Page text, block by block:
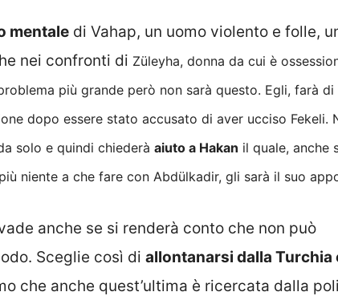
mentale di Vahap, un uomo violento e folle,
nei confronti di Züleyha, donna da cui è
più grande però non sarà questo. Egli, farà
dopo essere stato accusato di aver ucciso Fekeli.
solo e quindi chiederà aiuto a Hakan il quale, anche
niente a che fare con Abdülkadir, gli sarà il suo
anche se si renderà conto che non può
Sceglie così di allontanarsi dalla Turchia
che anche quest’ultima è ricercata dalla